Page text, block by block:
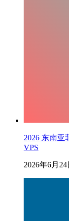
2026 东南亚
VPS
2026年6月24